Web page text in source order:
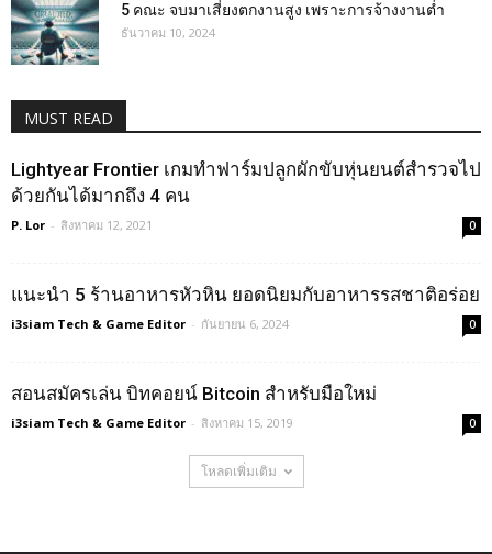
5 คณะ จบมาเสี่ยงตกงานสูง เพราะการจ้างงานต่ำ
ธันวาคม 10, 2024
MUST READ
Lightyear Frontier เกมทำฟาร์มปลูกผักขับหุ่นยนต์สำรวจไป
ด้วยกันได้มากถึง 4 คน
P. Lor - สิงหาคม 12, 2021 0
แนะนำ 5 ร้านอาหารหัวหิน ยอดนิยมกับอาหารรสชาติอร่อย
i3siam Tech & Game Editor - กันยายน 6, 2024 0
สอนสมัครเล่น บิทคอยน์ Bitcoin สำหรับมือใหม่
i3siam Tech & Game Editor - สิงหาคม 15, 2019 0
โหลดเพิ่มเติม